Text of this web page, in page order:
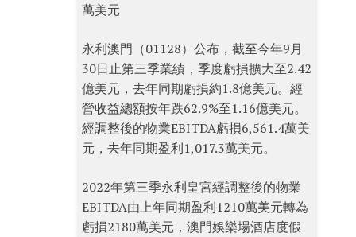
萬美元
永利澳門（01128）公布，截至今年9月
30日止第三季業績，季度虧損擴大至2.42
億美元，去年同期虧損約1.8億美元。經
營收益總額按年跌62.9%至1.16億美元。
經調整後的物業EBITDA虧損6,561.4萬美
元，去年同期盈利1,017.3萬美元。
2022年第三季永利皇宮經調整後的物業
EBITDA由上年同期盈利1210萬美元轉為
虧損2180萬美元，澳門娛樂場酒店度假